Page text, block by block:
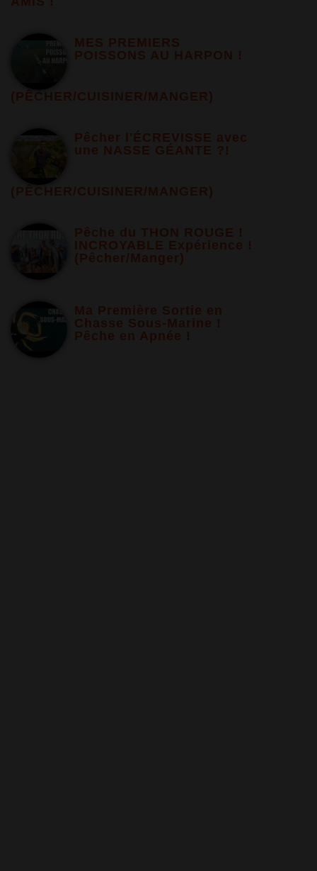
MES PREMIERS
POISSONS AU HARPON !
(PÊCHER/CUISINER/MANGER)
Pêcher l'ÉCREVISSE avec
une NASSE GÉANTE ?!
(PÊCHER/CUISINER/MANGER)
Pêche du THON ROUGE !
INCROYABLE Expérience !
(Pêcher/Manger)
Ma Première Sortie en
Chasse Sous-Marine !
Pêche en Apnée !